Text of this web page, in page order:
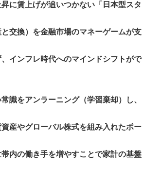
に賃上げが追いつかない「日本型スタ
交換）を金融市場のマネーゲームが支
インフレ時代へのマインドシフトがで
識をアンラーニング（学習棄却）し、
産やグローバル株式を組み入れたポー
内の働き手を増やすことで家計の基盤